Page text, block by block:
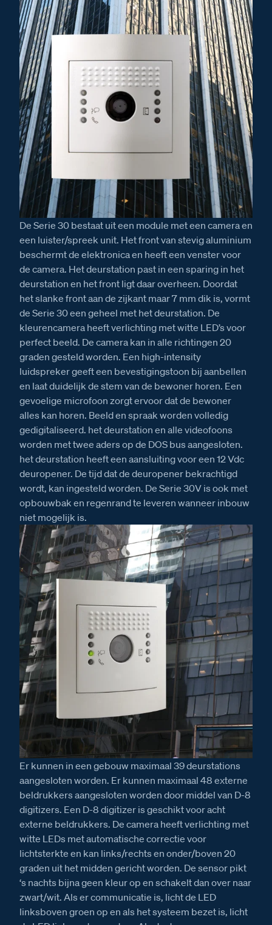
De Serie 30 bestaat uit een module met een camera en
een luister/spreek unit. Het front van stevig aluminium
beschermt de elektronica en heeft een venster voor
de camera. Het deurstation past in een sparing in het
deurstation en het front ligt daar overheen. Doordat
het slanke front aan de zijkant maar 7 mm dik is, vormt
de Serie 30 een geheel met het deurstation. De
kleurencamera heeft verlichting met witte LED’s voor
perfect beeld. De camera kan in alle richtingen 20
graden gesteld worden. Een high-intensity
luidspreker geeft een bevestigingstoon bij aanbellen
en laat duidelijk de stem van de bewoner horen. Een
gevoelige microfoon zorgt ervoor dat de bewoner
alles kan horen. Beeld en spraak worden volledig
gedigitaliseerd. het deurstation en alle videofoons
worden met twee aders op de DOS bus aangesloten.
het deurstation heeft een aansluiting voor een 12 Vdc
deuropener. De tijd dat de deuropener bekrachtigd
wordt, kan ingesteld worden. De Serie 30V is ook met
opbouwbak en regenrand te leveren wanneer inbouw
niet mogelijk is.
Er kunnen in een gebouw maximaal 39 deurstations
aangesloten worden. Er kunnen maximaal 48 externe
beldrukkers aangesloten worden door middel van D-8
digitizers. Een D-8 digitizer is geschikt voor acht
externe beldrukkers. De camera heeft verlichting met
witte LEDs met automatische correctie voor
lichtsterkte en kan links/rechts en onder/boven 20
graden uit het midden gericht worden. De sensor pikt
‘s nachts bijna geen kleur op en schakelt dan over naar
zwart/wit. Als er communicatie is, licht de LED
linksboven groen op en als het systeem bezet is, licht